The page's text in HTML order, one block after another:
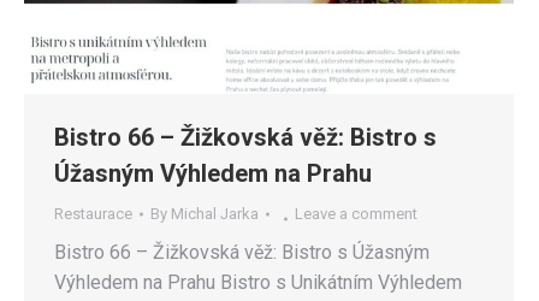
Bistro 66 – Žižkovská věž: Bistro s
Úžasným Výhledem na Prahu
Restaurace By Michal Jarka Leave a comment
Bistro 66 – Žižkovská věž: Bistro s Úžasným
Výhledem na Prahu Bistro s Unikátním Výhledem